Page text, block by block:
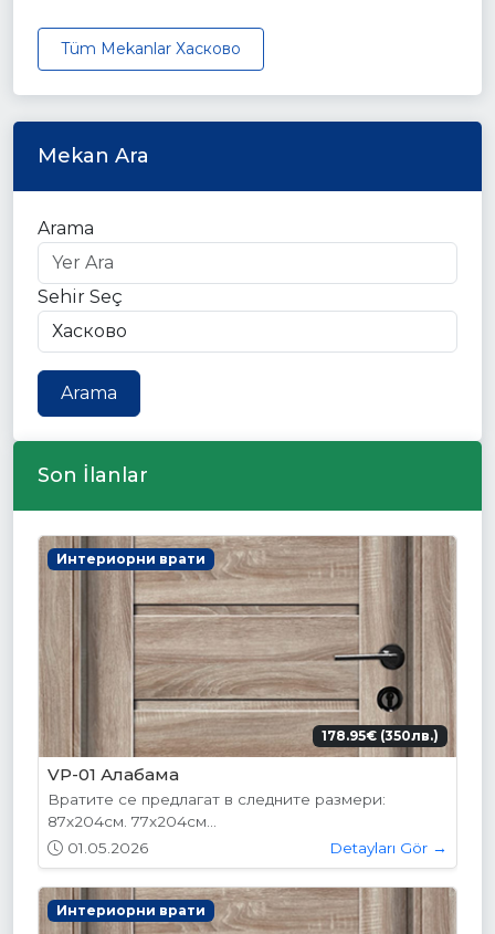
Tüm Mekanlar Хасково
Mekan Ara
Arama
Sehir Seç
Arama
Son İlanlar
Интериорни врати
178.95€ (350лв.)
VP-01 Алабама
Вратите се предлагат в следните размери:
87х204см. 77х204см...
01.05.2026
Detayları Gör →
Интериорни врати